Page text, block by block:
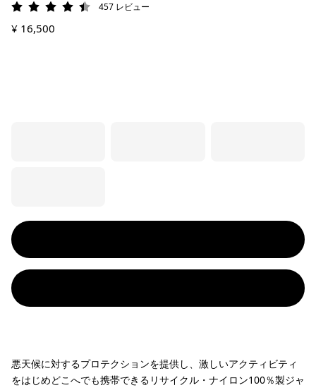
評価: 4.5 / 5457 レビュー
¥ 16,500
悪天候に対するプロテクションを提供し、激しいアクティビティ
をはじめどこへでも携帯できるリサイクル・ナイロン100％製ジャ